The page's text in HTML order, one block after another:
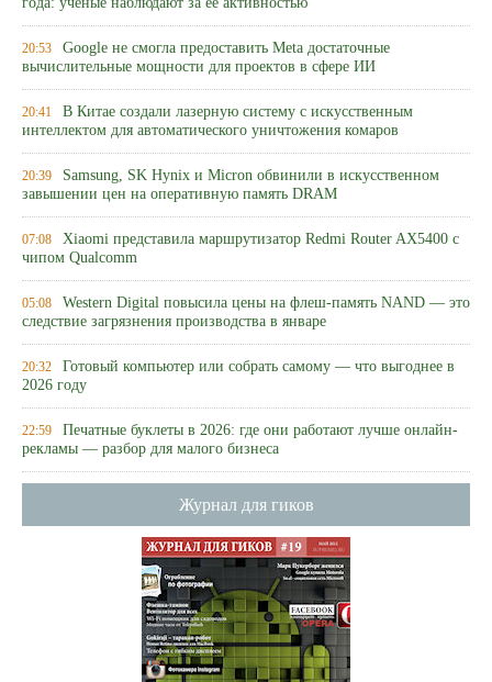
года: ученые наблюдают за ее активностью
20:53 Google не смогла предоставить Meta достаточные
вычислительные мощности для проектов в сфере ИИ
20:41 В Китае создали лазерную систему с искусственным
интеллектом для автоматического уничтожения комаров
20:39 Samsung, SK Hynix и Micron обвинили в искусственном
завышении цен на оперативную память DRAM
07:08 Xiaomi представила маршрутизатор Redmi Router AX5400 с
чипом Qualcomm
05:08 Western Digital повысила цены на флеш-память NAND — это
следствие загрязнения производства в январе
20:32 Готовый компьютер или собрать самому — что выгоднее в
2026 году
22:59 Печатные буклеты в 2026: где они работают лучше онлайн-
рекламы — разбор для малого бизнеса
Журнал для гиков